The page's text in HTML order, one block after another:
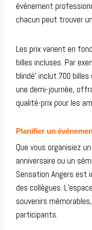
événement
chacun peut trouver
Les prix varient en
billes incluses. Par
blindé’ inclut 700
une demi-journée,
qualité-prix pour les
Planifier un
Que vous organisiez
anniversaire ou un
Sensation Angers est
des collègues.
souvenirs
participants.